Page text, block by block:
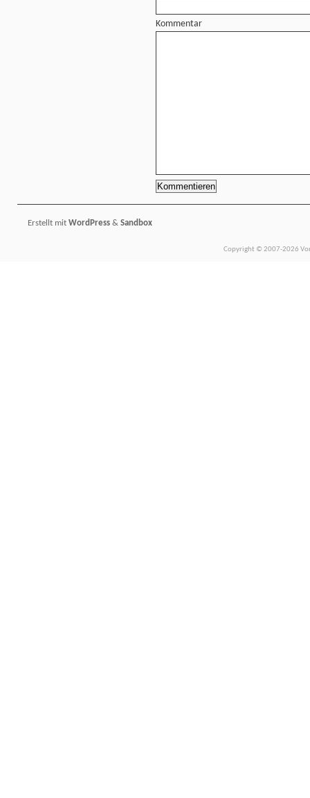
Kommentar
Erstellt mit WordPress & Sandbox
Copyright © 2007-2026